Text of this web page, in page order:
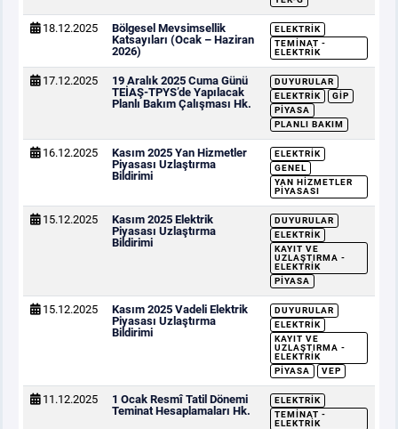
18.12.2025
Bölgesel Mevsimsellik
Katsayıları (Ocak – Haziran
2026)
ELEKTRIK
TEMINAT -
ELEKTRIK
17.12.2025
19 Aralık 2025 Cuma Günü
TEİAŞ-TPYS’de Yapılacak
Planlı Bakım Çalışması Hk.
DUYURULAR
ELEKTRIK
GİP
PIYASA
PLANLI BAKIM
16.12.2025
Kasım 2025 Yan Hizmetler
Piyasası Uzlaştırma
Bildirimi
ELEKTRIK
GENEL
YAN HIZMETLER
PIYASASI
15.12.2025
Kasım 2025 Elektrik
Piyasası Uzlaştırma
Bildirimi
DUYURULAR
ELEKTRIK
KAYIT VE
UZLAŞTIRMA -
ELEKTRIK
PIYASA
15.12.2025
Kasım 2025 Vadeli Elektrik
Piyasası Uzlaştırma
Bildirimi
DUYURULAR
ELEKTRIK
KAYIT VE
UZLAŞTIRMA -
ELEKTRIK
PIYASA
VEP
11.12.2025
1 Ocak Resmî Tatil Dönemi
Teminat Hesaplamaları Hk.
ELEKTRIK
TEMINAT -
ELEKTRIK